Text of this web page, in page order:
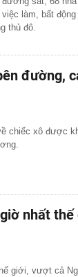
làm, bất
thủ đô.
đường,
chiếc xô được
nhất
giới, vượt cả